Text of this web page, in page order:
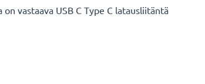
vastaava USB C Type C latausliitäntä